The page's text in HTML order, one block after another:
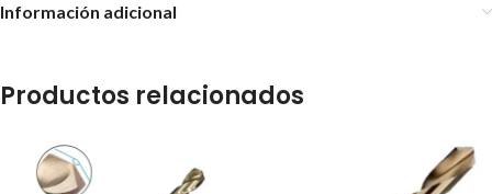
Información adicional
Productos relacionados